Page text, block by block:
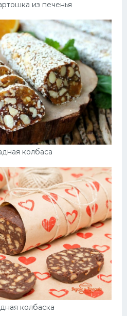
из печенья
колбаса
колбаска